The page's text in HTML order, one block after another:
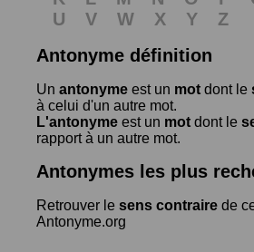
U
V W X Y
Z
Antonyme définition
Un antonyme est un mot dont le
à celui d'un autre mot.
L'antonyme est un mot dont le
rapport à un autre mot.
Antonymes les plus
Retrouver le sens contraire de
Antonyme.org